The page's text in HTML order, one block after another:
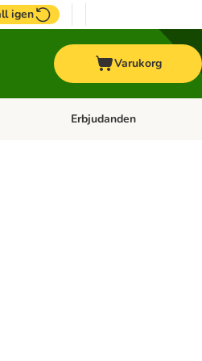
igen
Varukorg
VeterinärfoderOpen category menu:
Erbjudanden